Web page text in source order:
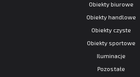
Obiekty biurowe
Obiekty handlowe
Obiekty czyste
Obiekty sportowe
Iluminacje
Pozostałe